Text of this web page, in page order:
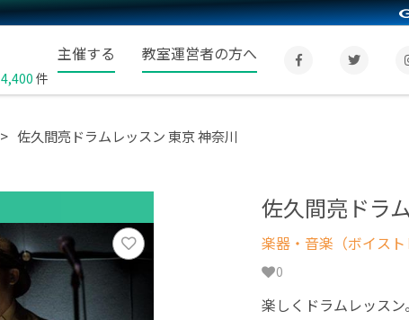
4,400 件
主催する 教室運営者の方へ
佐久間亮ドラムレッスン 東京 神奈川
佐久間亮ドラ
楽器・音楽（ボイス
0
楽しくドラムレッス